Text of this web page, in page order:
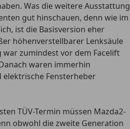
Was die weitere Ausstattung
gut hinschauen, denn wie im
ist die Basisversion eher
höhenverstellbarer Lenksäule
zumindest vor dem Facelift
waren immerhin
Fensterheber
TÜV-Termin müssen Mazda2-
obwohl die zweite Generation